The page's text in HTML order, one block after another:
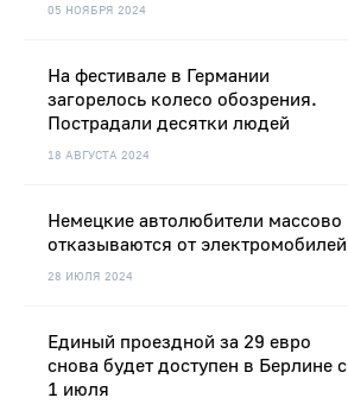
05 НОЯБРЯ 2024
18 АВГУСТА 2024
На фестивале в Германии
загорелось колесо обозрения.
Пострадали десятки людей
28 ИЮЛЯ 2024
Немецкие автолюбители массово
отказываются от электромобилей
Единый проездной за 29 евро
снова будет доступен в Берлине с
1 июля